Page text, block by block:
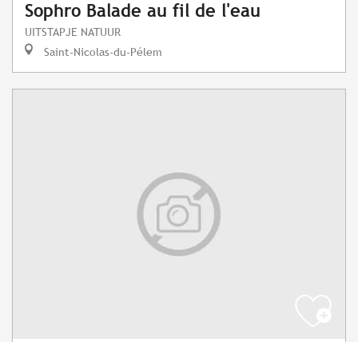
Sophro Balade au fil de l'eau
UITSTAPJE NATUUR
Saint-Nicolas-du-Pélem